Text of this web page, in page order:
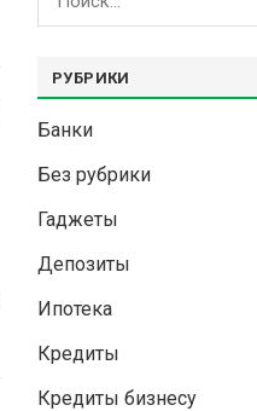
РУБРИКИ
Банки
Без рубрики
Гаджеты
Депозиты
Ипотека
Кредиты
Кредиты бизнесу